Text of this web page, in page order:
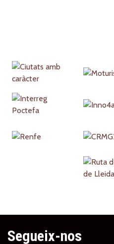
Partners
Segueix-nos